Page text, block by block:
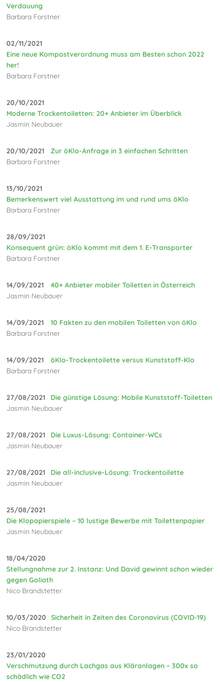
Verdauung
Barbara Forstner
02/11/2021
Eine neue Kompostverordnung muss am Besten schon 2022
her!
Barbara Forstner
20/10/2021
Moderne Trockentoiletten: 20+ Anbieter im Überblick
Jasmin Neubauer
20/10/2021
Zur öKlo-Anfrage in 3 einfachen Schritten
Barbara Forstner
13/10/2021
Bemerkenswert viel Ausstattung im und rund ums öKlo
Barbara Forstner
28/09/2021
Konsequent grün: öKlo kommt mit dem 1. E-Transporter
Barbara Forstner
14/09/2021
40+ Anbieter mobiler Toiletten in Österreich
Jasmin Neubauer
14/09/2021
10 Fakten zu den mobilen Toiletten von öKlo
Barbara Forstner
14/09/2021
öKlo-Trockentoilette versus Kunststoff-Klo
Barbara Forstner
27/08/2021
Die günstige Lösung: Mobile Kunststoff-Toiletten
Jasmin Neubauer
27/08/2021
Die Luxus-Lösung: Container-WCs
Jasmin Neubauer
27/08/2021
Die all-inclusive-Lösung: Trockentoilette
Jasmin Neubauer
25/08/2021
Die Klopapierspiele – 10 lustige Bewerbe mit Toilettenpapier
Jasmin Neubauer
18/04/2020
Stellungnahme zur 2. Instanz: Und David gewinnt schon wieder
gegen Goliath
Nico Brandstetter
10/03/2020
Sicherheit in Zeiten des Coronavirus (COVID-19)
Nico Brandstetter
23/01/2020
Verschmutzung durch Lachgas aus Kläranlagen – 300x so
schädlich wie CO2